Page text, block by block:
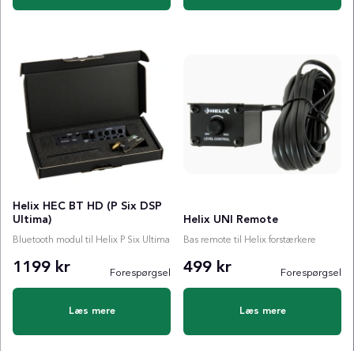
Helix HEC BT HD (P Six DSP
Ultima)
Bluetooth modul til Helix P Six Ultima
1199 kr Forespørgsel
Læs mere
Helix UNI Remote
Bas remote til Helix forstærkere
499 kr Forespørgsel
Læs mere